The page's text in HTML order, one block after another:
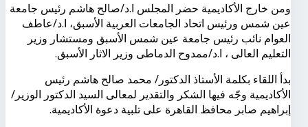
ومن خارج الأكاديمية حضر المجلس ا.د/صالح هاشم رئيس جامعة
عين شمس ورئيس اتحاد الجامعات العربية الأسبق، ا.د/عاطف
العوام نائب رئيس جامعة عين شمس الأسبق ومستشار وزير
التعليم العالى ، ا.د/ممدوح الدماطى وزير الاثار الأسبق.
بدأ اللقاء بكلمة الأستاذ الدكتور/ محمد صالح هاشم رئيس
الأكاديمية وجّه فيها الشكر والتقدير لمعالى السيد الدكتور الوزير/
إبراهيم صابر محافظ القاهرة على تلبية دعوة الأكاديمية.